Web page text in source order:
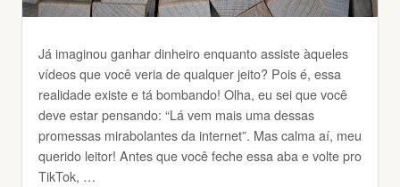
Já imaginou ganhar dinheiro enquanto assiste àqueles
vídeos que você veria de qualquer jeito? Pois é, essa
realidade existe e tá bombando! Olha, eu sei que você
deve estar pensando: “Lá vem mais uma dessas
promessas mirabolantes da internet”. Mas calma aí, meu
querido leitor! Antes que você feche essa aba e volte pro
TikTok, …